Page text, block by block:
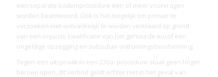
een separate bodemprocedure één of meer voorvragen
worden beantwoord. Ook is het mogelijk om primair te
verzoeken niet-ontvankelijk te worden verklaard op grond
van een onjuiste kwalificatie van het gehuurde en/of een
ongeldige opzegging en subsidiair ontruimingsbescherming.
Tegen een uitspraak in een 230a- procedure staat geen hoger
beroep open, dit verbod geldt echter niet in het geval van